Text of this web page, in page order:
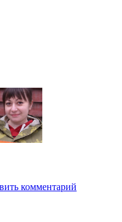
комментарий